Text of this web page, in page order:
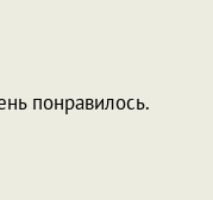
понравилось.